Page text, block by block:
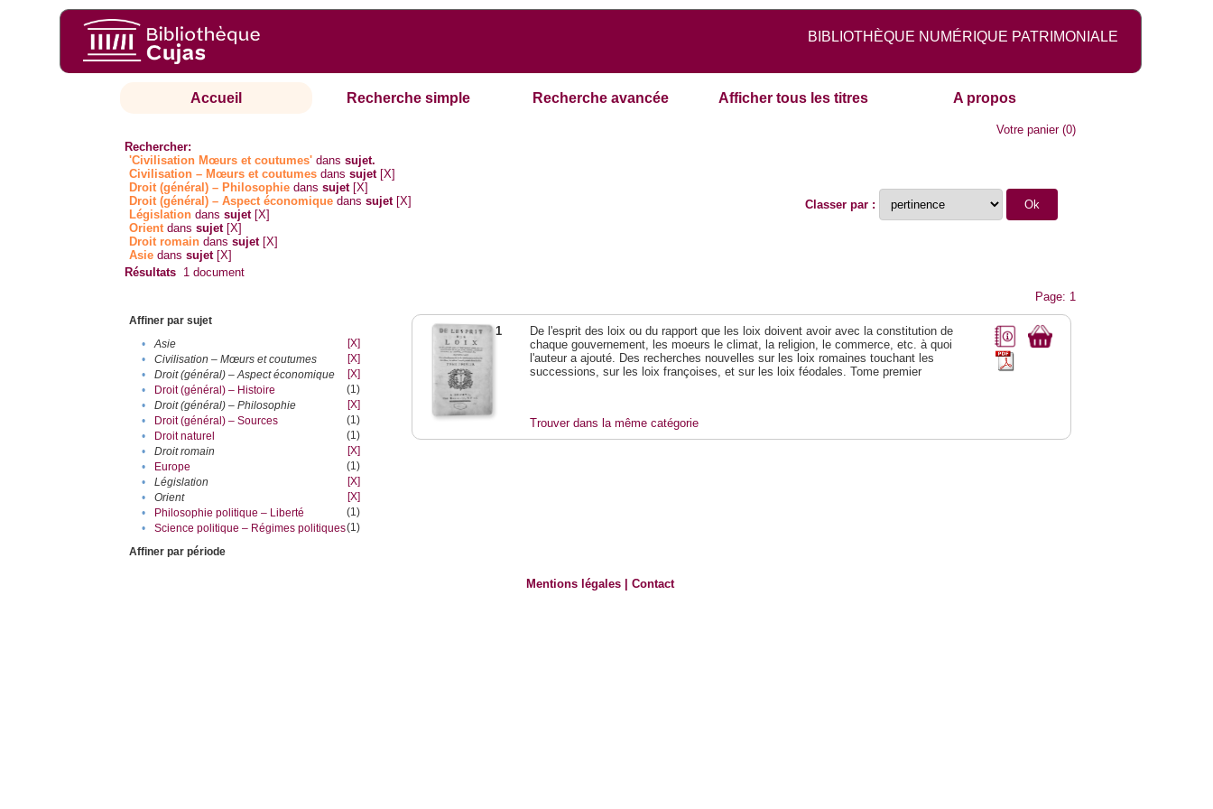
BIBLIOTHÈQUE NUMÉRIQUE PATRIMONIALE
Accueil Recherche simple Recherche avancée Afficher tous les titres A propos
Votre panier(0)
Rechercher:
'Civilisation Mœurs et coutumes' danssujet.
Civilisation – Mœurs et coutumes danssujet [X]
Droit (général) – Philosophie danssujet [X]
Droit (général) – Aspect économique danssujet [X]
Législation danssujet [X]
Orientdanssujet [X]
Droit romain danssujet [X]
Asie danssujet [X]
Classer par :
Résultats 1 document
Page: 1
Affiner par sujet
•
Asie
[X]
•
Civilisation – Mœurs et coutumes
[X]
•
Droit (général) – Aspect économique
[X]
•
Droit (général) – Histoire
(1)
•
Droit (général) – Philosophie
[X]
•
Droit (général) – Sources
(1)
•
Droit naturel
(1)
•
Droit romain
[X]
•
Europe
(1)
•
Législation
[X]
•
Orient
[X]
•
Philosophie politique – Liberté
(1)
•
Science politique – Régimes politiques(1)
Affiner par période
1
De l'esprit des loix ou du rapport que les loix doivent avoir avec la constitution de
chaque gouvernement, les moeurs le climat, la religion, le commerce, etc. à quoi
l'auteur a ajouté. Des recherches nouvelles sur les loix romaines touchant les
successions, sur les loix françoises, et sur les loix féodales. Tome premier
Trouver dans la même catégorie
Mentions légales |Contact